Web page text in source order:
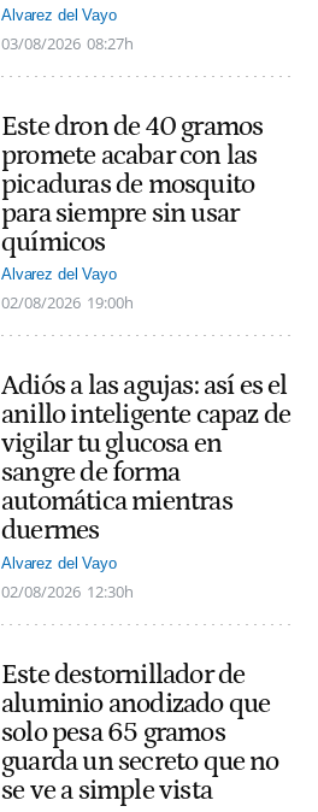
Alvarez del Vayo
03/08/2026 08:27h
Este dron de 40 gramos
promete acabar con las
picaduras de mosquito
para siempre sin usar
químicos
Alvarez del Vayo
02/08/2026 19:00h
Adiós a las agujas: así es el
anillo inteligente capaz de
vigilar tu glucosa en
sangre de forma
automática mientras
duermes
Alvarez del Vayo
02/08/2026 12:30h
Este destornillador de
aluminio anodizado que
solo pesa 65 gramos
guarda un secreto que no
se ve a simple vista